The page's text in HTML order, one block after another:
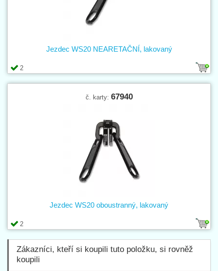
2
Jezdec WS20 NEARETAČNÍ, lakovaný
č. karty: 67940
2
Jezdec WS20 oboustranný, lakovaný
Zákazníci, kteří si koupili tuto položku, si rovněž
koupili